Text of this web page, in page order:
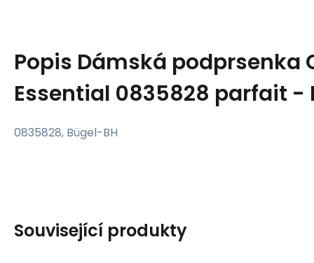
Popis Dámská podprsenka
Essential 0835828 parfait -
0835828, Bügel-BH
Související produkty